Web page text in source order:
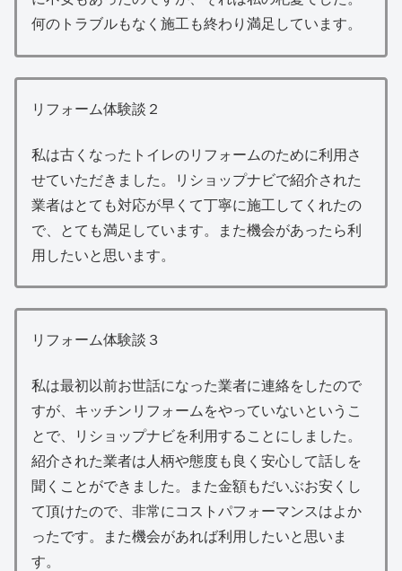
何のトラブルもなく施工も終わり満足しています。
リフォーム体験談２
私は古くなったトイレのリフォームのために利用さ
せていただきました。リショップナビで紹介された
業者はとても対応が早くて丁寧に施工してくれたの
で、とても満足しています。また機会があったら利
用したいと思います。
リフォーム体験談３
私は最初以前お世話になった業者に連絡をしたので
すが、キッチンリフォームをやっていないというこ
とで、リショップナビを利用することにしました。
紹介された業者は人柄や態度も良く安心して話しを
聞くことができました。また金額もだいぶお安くし
て頂けたので、非常にコストパフォーマンスはよか
ったです。また機会があれば利用したいと思いま
す。